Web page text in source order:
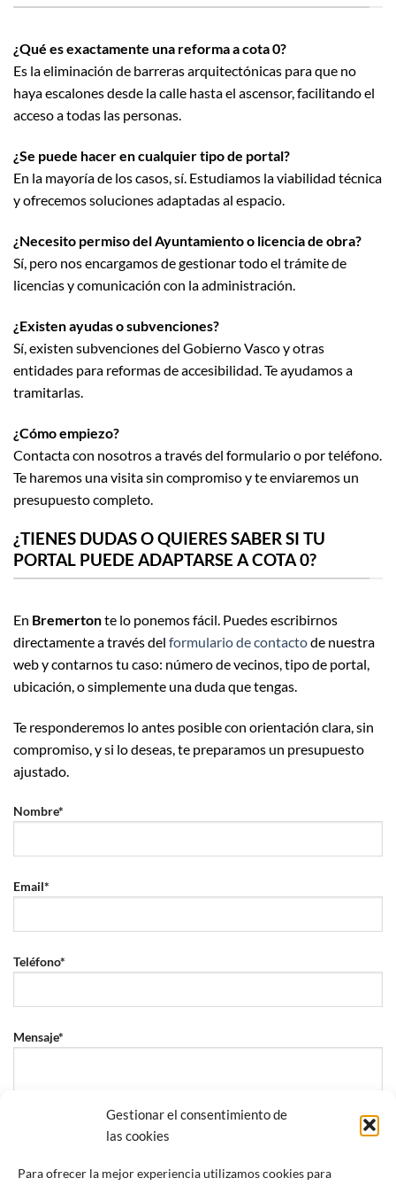
Gestionar el consentimiento de
las cookies
Para ofrecer la mejor experiencia utilizamos cookies para
¿Qué es exactamente una reforma a cota 0?
Es la eliminación de barreras arquitectónicas para que no
haya escalones desde la calle hasta el ascensor, facilitando el
acceso a todas las personas.
¿Se puede hacer en cualquier tipo de portal?
En la mayoría de los casos, sí. Estudiamos la viabilidad técnica
y ofrecemos soluciones adaptadas al espacio.
¿Necesito permiso del Ayuntamiento o licencia de obra?
Sí, pero nos encargamos de gestionar todo el trámite de
licencias y comunicación con la administración.
¿Existen ayudas o subvenciones?
Sí, existen subvenciones del Gobierno Vasco y otras
entidades para reformas de accesibilidad. Te ayudamos a
tramitarlas.
¿Cómo empiezo?
Contacta con nosotros a través del formulario o por teléfono.
Te haremos una visita sin compromiso y te enviaremos un
presupuesto completo.
¿TIENES DUDAS O QUIERES SABER SI TU
PORTAL PUEDE ADAPTARSE A COTA 0?
En Bremertonte lo ponemos fácil. Puedes escribirnos
directamente a través del formulario de contactode nuestra
web y contarnos tu caso: número de vecinos, tipo de portal,
ubicación, o simplemente una duda que tengas.
Te responderemos lo antes posible con orientación clara, sin
compromiso, y si lo deseas, te preparamos un presupuesto
ajustado.
Nombre*
Email*
Teléfono*
Mensaje*